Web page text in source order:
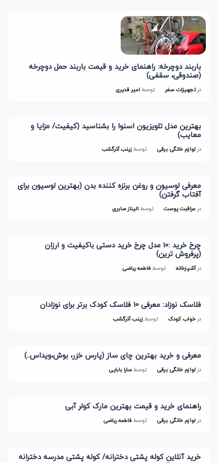
باربند دوچرخه: راهنمای خرید و قیمت باربند حمل دوچرخه
(صندوقی، سقفی)
درتجهیزات سفر توسطامیر قدیری
بهترین مدل تلویزیون اسنوا را بشناسید (کیفیت/ مزایا و
معایب)
درلوازم خانگی برقی توسطزینب آذرگشب
معرفی لوسیون و روغن برنزه کننده بدن (بهترین لوسیون برای
آفتاب گرفتن)
درمراقبت پوست توسطالیناز صابری
چرخ خرید :10 مدل چرخ خرید دستی باکیفیت و ارزان
(پرفروش ترین)
درآشپزخانه توسطفاطمه ریاضی
فلاسک نوزاد: معرفی 10 فلاسک کودک برتر برای نوزادان
درخواب کودک توسطزینب آذرگشب
معرفی و خرید بهترین چای ساز (پارس خزر، بوش،ویداس..)
درلوازم خانگی برقی توسطسارا بابایی
راهنمای خرید و قیمت بهترین مارک کولر آبی
درلوازم خانگی برقی توسطفاطمه ریاضی
خرید آنلاین کوله پشتی دخترانه/ کوله پشتی مدرسه دخترانه